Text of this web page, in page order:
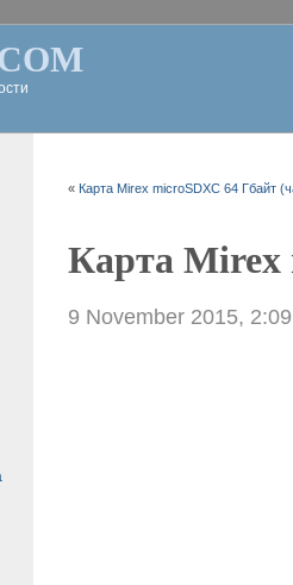
« Карта Mirex microSDXC 64 Гбайт
Карта Mirex
9 November 2015,